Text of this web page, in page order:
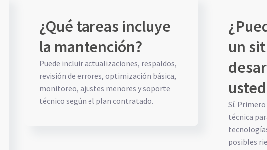
¿Qué tareas incluye
la mantención?
Puede incluir actualizaciones, respaldos,
revisión de errores, optimización básica,
monitoreo, ajustes menores y soporte
técnico según el plan contratado.
un
Sí.
técnica
posibles